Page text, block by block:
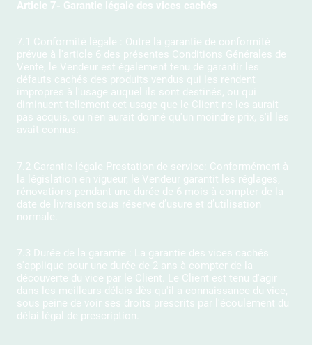
Article 7- Garantie légale des vices cachés
7.1 Conformité légale : Outre la garantie de conformité
prévue à l'article 6 des présentes Conditions Générales de
Vente, le Vendeur est également tenu de garantir les
défauts cachés des produits vendus qui les rendent
impropres à l'usage auquel ils sont destinés, ou qui
diminuent tellement cet usage que le Client ne les aurait
pas acquis, ou n'en aurait donné qu'un moindre prix, s'il les
avait connus.
7.2 Garantie légale Prestation de service: Conformément à
la législation en vigueur, le Vendeur garantit les réglages,
rénovations pendant une durée de 6 mois à compter de la
date de livraison sous réserve d’usure et d’utilisation
normale.
7.3 Durée de la garantie : La garantie des vices cachés
s'applique pour une durée de 2 ans à compter de la
découverte du vice par le Client. Le Client est tenu d'agir
dans les meilleurs délais dès qu'il a connaissance du vice,
sous peine de voir ses droits prescrits par l'écoulement du
délai légal de prescription.